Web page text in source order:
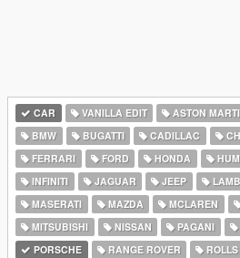
CAR VANILLA EDIT ASTON
BMW
BUGATTI CADILLAC
FERRARI
FORD HONDA
INFINITI
JAGUAR JEEP
MASERATI
MAZDA MCLAREN
MITSUBISHI
NISSAN PAGANI
PORSCHE
RANGE ROVER ROLLS